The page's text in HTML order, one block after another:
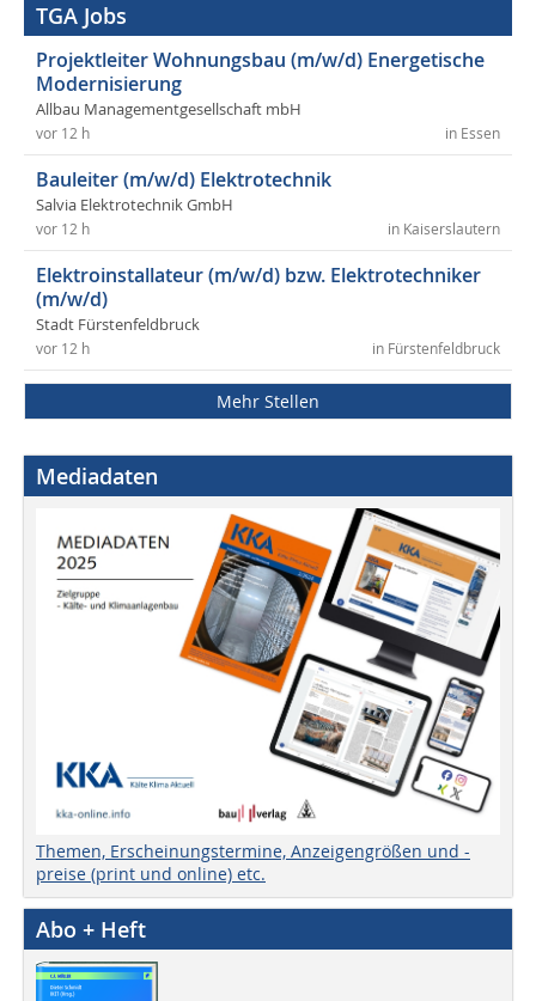
TGA Jobs
Projektleiter Wohnungsbau (m/w/d) Energetische
Modernisierung
Allbau Managementgesellschaft mbH
in Essen
vor 12 h
Bauleiter (m/w/d) Elektrotechnik
Salvia Elektrotechnik GmbH
in Kaiserslautern
vor 12 h
Elektroinstallateur (m/w/d) bzw. Elektrotechniker
(m/w/d)
Stadt Fürstenfeldbruck
in Fürstenfeldbruck
vor 12 h
Mehr Stellen
Mediadaten
Themen, Erscheinungstermine, Anzeigengrößen und -
preise (print und online) etc.
Abo + Heft